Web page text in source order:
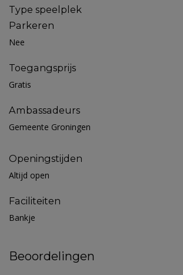
Type speelplek
Parkeren
Nee
Toegangsprijs
Gratis
Ambassadeurs
Gemeente Groningen
Openingstijden
Altijd open
Faciliteiten
Bankje
Beoordelingen